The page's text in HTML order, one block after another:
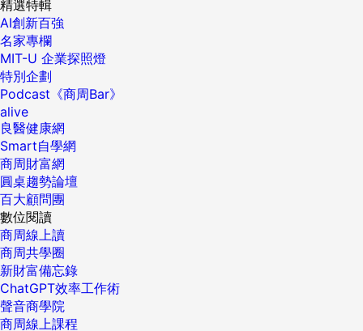
精選特輯
AI創新百強
名家專欄
MIT-U 企業探照燈
特別企劃
Podcast《商周Bar》
alive
良醫健康網
Smart自學網
商周財富網
圓桌趨勢論壇
百大顧問團
數位閱讀
商周線上讀
商周共學圈
新財富備忘錄
ChatGPT效率工作術
聲音商學院
商周線上課程